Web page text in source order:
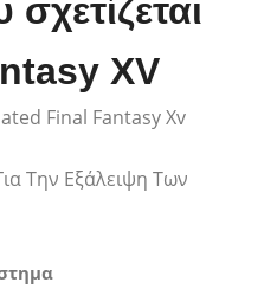
XV
Final Fantasy Xv
Την Εξάλειψη Των